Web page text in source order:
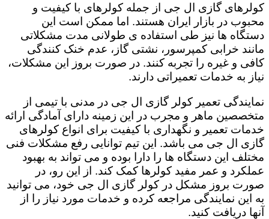
کولرهای گازی ال جی از جمله کولرهای با کیفیت و
محبوب در بازار ایران هستند. اما ممکن است این
دستگاه ها نیز طی استفاده ی طولانی مدت مشکلاتی
مانند خرابی کمپرسور، نشتی گاز، عدم خنک کنندگی
کافی و غیره را تجربه کنند. در صورت بروز این مشکلات،
نیاز به خدمات تعمیراتی دارند.
نمایندگی تعمیر کولر گازی ال جی در مدنی با تیمی از
متخصصین ماهر و مجرب در این زمینه دارای آمادگی ارائه
خدمات تعمیر و نگهداری با کیفیت برای انواع کولرهای
گازی ال جی می باشد. این تیم توانایی رفع مشکلات فنی
مختلف این دستگاه ها را دارا بوده و می تواند به بهبود
عملکرد و عمر مفید کولرها کمک کند. از این رو، در
صورت بروز مشکل در کولر گازی ال جی خود، می توانید
به این نمایندگی مراجعه کرده و خدمات مورد نیاز را از
آنها دریافت کنید.